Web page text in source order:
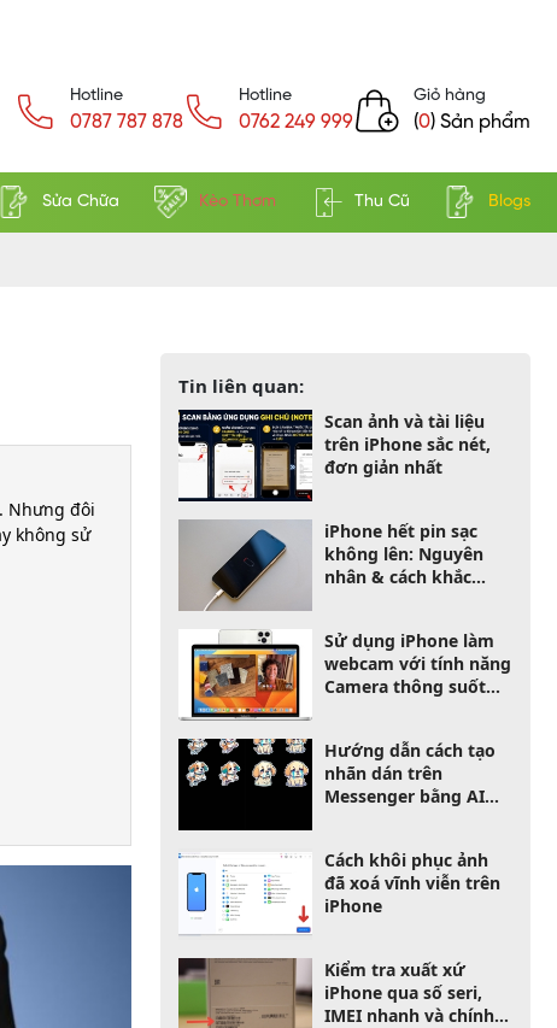
Hotline
0787 787 878
Hotline
0762 249 999
Giỏ hàng
(0) Sản phẩm
Sửa Chữa Kèo Thơm Thu Cũ Blogs
Nhưng đôi
không sử
Tin liên quan:
Scan ảnh và tài liệu
trên iPhone sắc nét,
đơn giản nhất
iPhone hết pin sạc
không lên: Nguyên
nhân & cách khắc
Sử dụng iPhone làm
webcam với tính năng
Camera thông suốt
Hướng dẫn cách tạo
nhãn dán trên
Messenger bằng AI
Cách khôi phục ảnh
đã xoá vĩnh viễn trên
iPhone
Kiểm tra xuất xứ
iPhone qua số seri,
IMEI nhanh và chính